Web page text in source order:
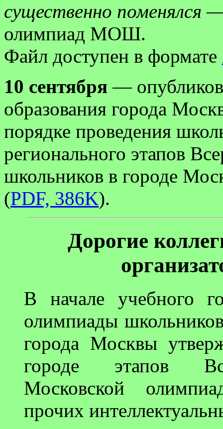
существенно поменялся —
олимпиад МОШ.
Файл доступен в формате
10 сентября —
образования города
порядке проведения
регионального этапов
школьников в городе
(PDF, 386K).
Дорогие
В начале учебного
олимпиады
города Москвы
городе этапов
Московской
прочих